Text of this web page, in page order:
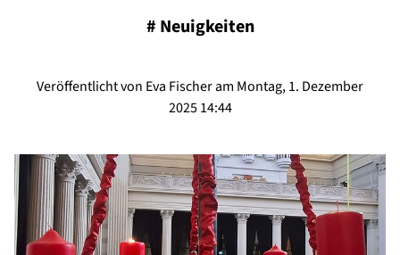
# Neuigkeiten
Veröffentlicht von Eva Fischer am Montag, 1. Dezember
2025 14:44